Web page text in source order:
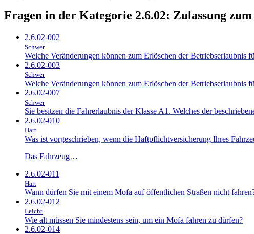
Fragen in der Kategorie 2.6.02: Zulassung
2.6.02-002
Schwer
Welche Veränderungen können zum Erlöschen der Betriebserlaubnis
2.6.02-003
Schwer
Welche Veränderungen können zum Erlöschen der Betriebserlaubnis
2.6.02-007
Schwer
Sie besitzen die Fahrerlaubnis der Klasse A1. Welches der
2.6.02-010
Hart
Was ist vorgeschrieben, wenn die Haftpflichtversicherung Ihres
Das Fahrzeug…
2.6.02-011
Hart
Wann dürfen Sie mit einem Mofa auf öffentlichen Straßen nicht
2.6.02-012
Leicht
Wie alt müssen Sie mindestens sein, um ein Mofa fahren zu dürfen?
2.6.02-014